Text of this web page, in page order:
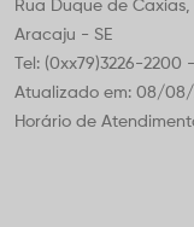
Rua Duque de
Aracaju - SE
Tel: (0xx79)3226-
Atualizado em: 08/08/
Horário de